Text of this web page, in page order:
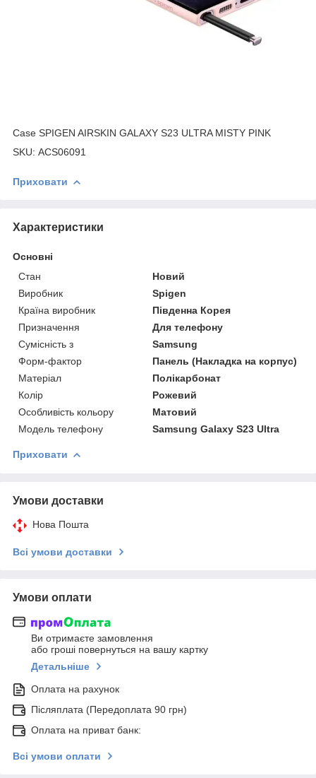
Case SPIGEN AIRSKIN GALAXY S23 ULTRA MISTY PINK
SKU: ACS06091
Приховати
Характеристики
Основні
Стан
Новий
Виробник
Spigen
Країна виробник
Південна Корея
Призначення
Для телефону
Сумісність з
Samsung
Форм-фактор
Панель (Накладка на корпус)
Матеріал
Полікарбонат
Колір
Рожевий
Особливість кольору
Матовий
Модель телефону
Samsung Galaxy S23 Ultra
Приховати
Умови доставки
Нова Пошта
Всі умови доставки
Умови оплати
Ви отримаєте замовлення
або гроші повернуться на вашу картку
Детальніше
Оплата на рахунок
Післяплата (Передоплата 90 грн)
Оплата на приват банк:
Всі умови оплати